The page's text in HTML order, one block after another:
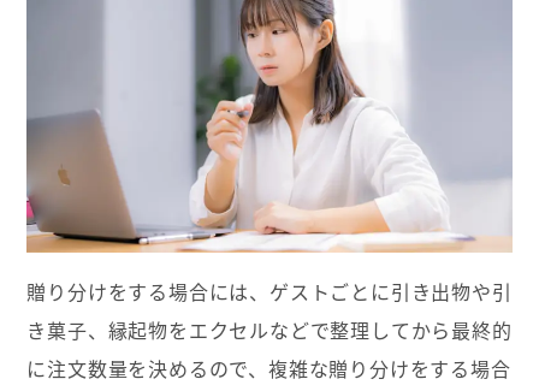
贈り分けをする場合には、ゲストごとに引き出物や引
き菓子、縁起物をエクセルなどで整理してから最終的
に注文数量を決めるので、複雑な贈り分けをする場合